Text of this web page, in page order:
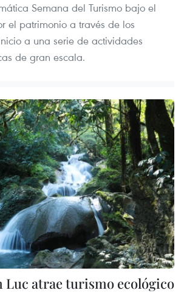
Semana del Turismo bajo el
el patrimonio a través de los
a una serie de actividades
de gran escala.
Luc atrae turismo ecológico